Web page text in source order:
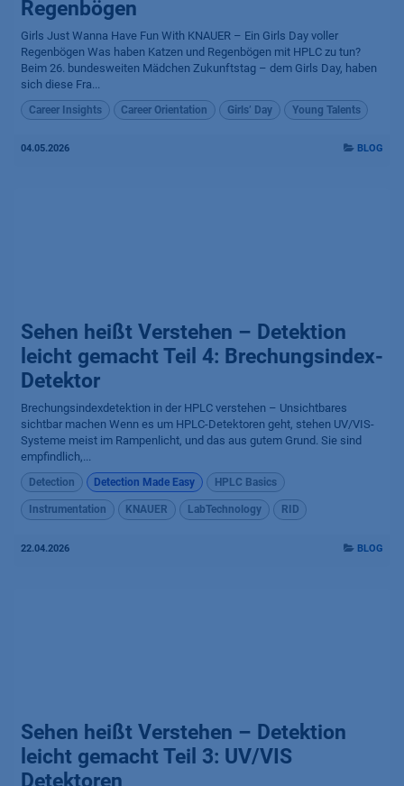
Regenbögen
Girls Just Wanna Have Fun With KNAUER – Ein Girls Day voller
Regenbögen Was haben Katzen und Regenbögen mit HPLC zu tun?
Beim 26. bundesweiten Mädchen Zukunftstag – dem Girls Day, haben
sich diese Fra...
Career Insights Career Orientation Girls’ Day Young Talents
04.05.2026 BLOG
Sehen heißt Verstehen – Detektion
leicht gemacht Teil 4: Brechungsindex-
Detektor
Brechungsindexdetektion in der HPLC verstehen – Unsichtbares
sichtbar machen Wenn es um HPLC-Detektoren geht, stehen UV/VIS-
Systeme meist im Rampenlicht, und das aus gutem Grund. Sie sind
empfindlich,...
Detection Detection Made Easy HPLC Basics
Instrumentation KNAUER LabTechnology RID
22.04.2026 BLOG
Sehen heißt Verstehen – Detektion
leicht gemacht Teil 3: UV/VIS
Detektoren